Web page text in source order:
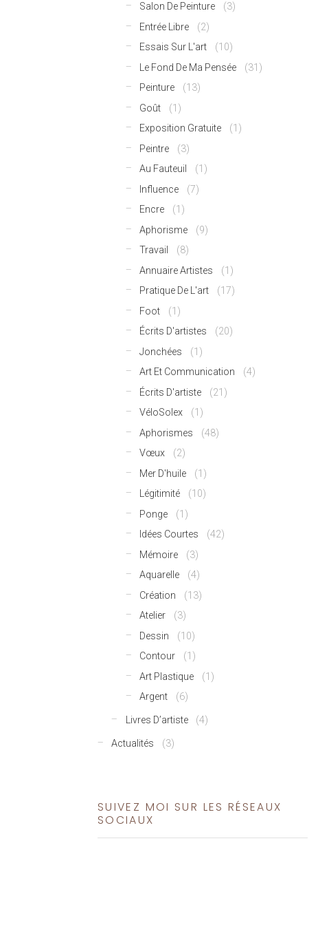
Salon De Peinture
(3)
Entrée Libre
(2)
Essais Sur L'art
(10)
Le Fond De Ma Pensée
(31)
Peinture
(13)
Goût
(1)
Exposition Gratuite
(1)
Peintre
(3)
Au Fauteuil
(1)
Influence
(7)
Encre
(1)
Aphorisme
(9)
Travail
(8)
Annuaire Artistes
(1)
Pratique De L'art
(17)
Foot
(1)
Écrits D'artistes
(20)
Jonchées
(1)
Art Et Communication
(4)
Écrits D'artiste
(21)
VéloSolex
(1)
Aphorismes
(48)
Vœux
(2)
Mer D'huile
(1)
Légitimité
(10)
Ponge
(1)
Idées Courtes
(42)
Mémoire
(3)
Aquarelle
(4)
Création
(13)
Atelier
(3)
Dessin
(10)
Contour
(1)
Art Plastique
(1)
Argent
(6)
Livres D’artiste
(4)
Actualités
(3)
SUIVEZ MOI SUR LES RÉSEAUX
SOCIAUX